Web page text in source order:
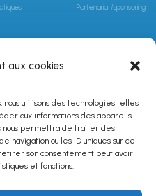
aux cookies
utilisons des technologies telles
aux informations des appareils.
nous permettra de traiter des
navigation ou les ID uniques sur ce
son consentement peut avoir
et fonctions.
Partenariat/sponsoring
JDLGROUPE